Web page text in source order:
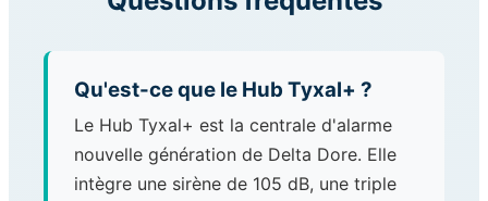
Qu'est-ce que le Hub Tyxal+ ?
Le Hub Tyxal+ est la centrale d'alarme
nouvelle génération de Delta Dore. Elle
intègre une sirène de 105 dB, une triple